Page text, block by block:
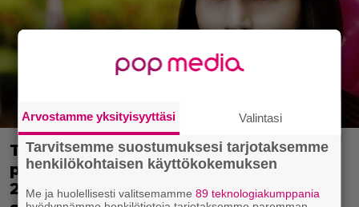
Tänään tv:ssä: Tekikö Johnny Depp
parhaan roolisuorituksensa vuonna
2005 – Elokuva kuin suoraan
Arvostamme yksityisyyttäsi Valintasi
Tarvitsemme suostumuksesi tarjotaksemme
henkilökohtaisen käyttökokemuksen
Me ja huolellisesti valitsemamme89 teknologiakumppania